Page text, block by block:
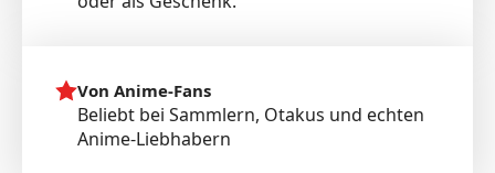
Von Anime-Fans
Beliebt bei Sammlern, Otakus und echten
Anime-Liebhabern